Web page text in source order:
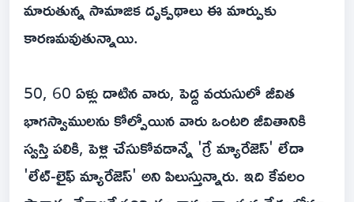
మారుతున్న సామాజిక దృక్పథాలు ఈ మార్పుకు
కారణమవుతున్నాయి.
50, 60 ఏళ్లు దాటిన వారు, పెద్ద వయసులో జీవిత
భాగస్వాములను కోల్పోయిన వారు ఒంటరి జీవితానికి
స్వస్తి పలికి, పెళ్లి చేసుకోవడాన్నే 'గ్రే మ్యారేజెస్' లేదా
'లేట్-లైఫ్ మ్యారేజెస్' అని పిలుస్తున్నారు. ఇది కేవలం